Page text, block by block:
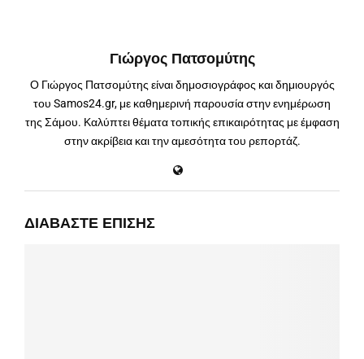
Γιώργος Πατσομύτης
Ο Γιώργος Πατσομύτης είναι δημοσιογράφος και δημιουργός
του Samos24.gr, με καθημερινή παρουσία στην ενημέρωση
της Σάμου. Καλύπτει θέματα τοπικής επικαιρότητας με έμφαση
στην ακρίβεια και την αμεσότητα του ρεπορτάζ.
ΔΙΑΒΆΣΤΕ ΕΠΊΣΗΣ